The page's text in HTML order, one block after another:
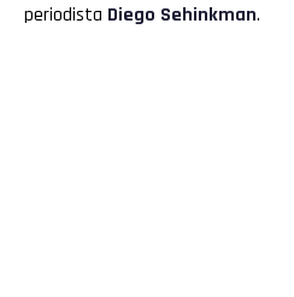
periodista Diego Sehinkman.